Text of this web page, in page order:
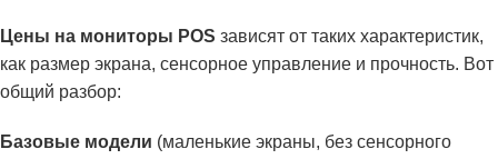
Цены на мониторы POS зависят от таких характеристик,
как размер экрана, сенсорное управление и прочность. Вот
общий разбор:
Базовые модели (маленькие экраны, без сенсорного